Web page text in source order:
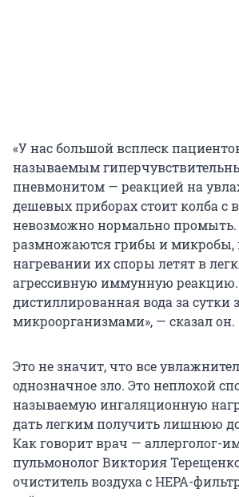
«У нас большой всплеск
называемым
пневмонитом — реакцией на
дешевых приборах стоит колба с
невозможно нормально
размножаются грибы и микробы,
нагревании их споры летят в
агрессивную иммунную
дистиллированная вода за сутки
микроорганизмами», — сказал он.
Это не значит, что все
однозначное зло. Это неплохой
называемую ингаляционную
дать легким получить лишнюю
Как говорит врач — аллерголог-
пульмонолог Виктория
очиститель воздуха с HEPA-